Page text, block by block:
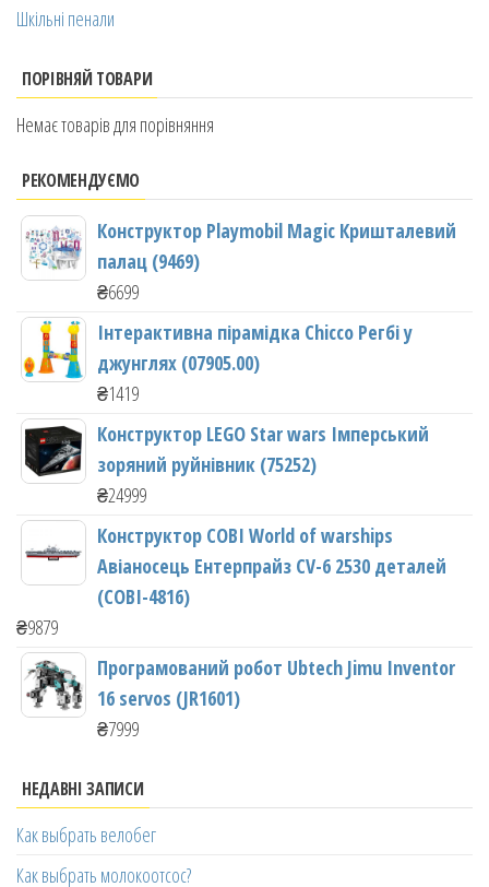
Шкільні пенали
ПОРІВНЯЙ ТОВАРИ
Немає товарів для порівняння
РЕКОМЕНДУЄМО
Конструктор Playmobil Magic Кришталевий
палац (9469)
₴6699
Інтерактивна пірамідка Chicco Регбі у
джунглях (07905.00)
₴1419
Конструктор LEGO Star wars Імперський
зоряний руйнівник (75252)
₴24999
Конструктор COBI World of warships
Авіаносець Ентерпрайз CV-6 2530 деталей
(COBI-4816)
₴9879
Програмований робот Ubtech Jimu Inventor
16 servos (JR1601)
₴7999
НЕДАВНІ ЗАПИСИ
Как выбрать велобег
Как выбрать молокоотсос?